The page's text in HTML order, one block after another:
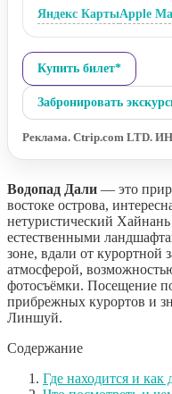
Яндекс КартыApple
Купить билет*
Забронировать
Реклама. Ctrip.com LTD.
Водопад Дали — это
востоке острова,
нетуристический
естественными
зоне, вдали от курортной
атмосферой,
фотосъёмки. Посещение
прибрежных курортов и
Линшуй.
Содержание
Где находится и как